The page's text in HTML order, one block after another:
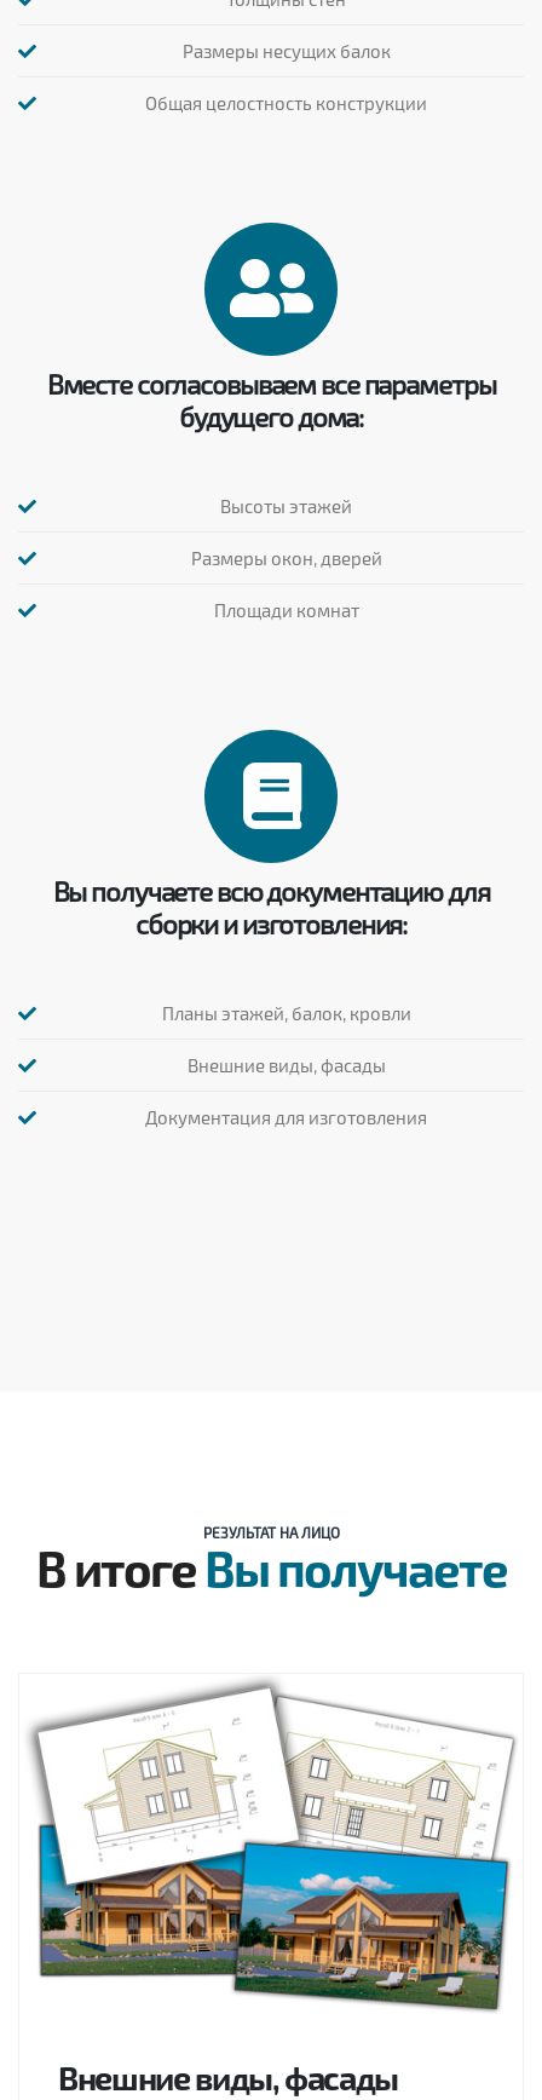
Размеры несущих балок
Общая целостность конструкции
Вместе согласовываем все параметры
будущего дома:
Высоты этажей
Размеры окон, дверей
Площади комнат
Вы получаете всю документацию для
сборки и изготовления:
Планы этажей, балок, кровли
Внешние виды, фасады
Документация для изготовления
РЕЗУЛЬТАТ НА ЛИЦО
В итогеВы получаете
Внешние виды, фасады